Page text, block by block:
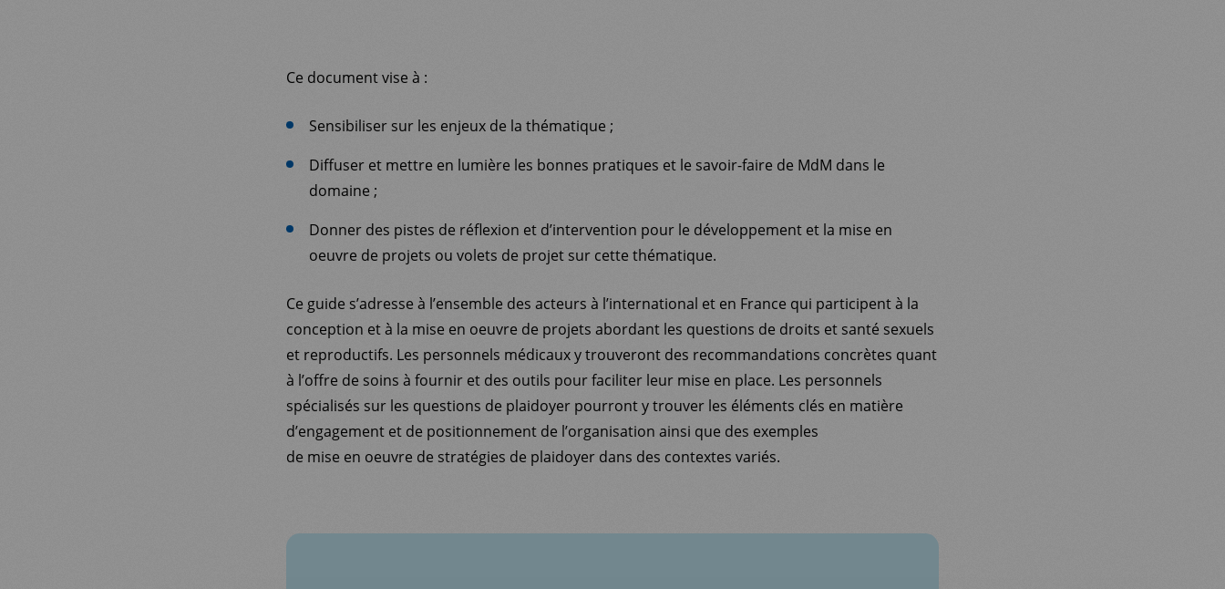
Ce document vise à :
Sensibiliser sur les enjeux de la thématique ;
Diffuser et mettre en lumière les bonnes pratiques et le savoir-faire de MdM dans le
domaine ;
Donner des pistes de réflexion et d’intervention pour le développement et la mise en
oeuvre de projets ou volets de projet sur cette thématique.
Ce guide s’adresse à l’ensemble des acteurs à l’international et en France qui participent à la
conception et à la mise en oeuvre de projets abordant les questions de droits et santé sexuels
et reproductifs. Les personnels médicaux y trouveront des recommandations concrètes quant
à l’offre de soins à fournir et des outils pour faciliter leur mise en place. Les personnels
spécialisés sur les questions de plaidoyer pourront y trouver les éléments clés en matière
d’engagement et de positionnement de l’organisation ainsi que des exemples
de mise en oeuvre de stratégies de plaidoyer dans des contextes variés.